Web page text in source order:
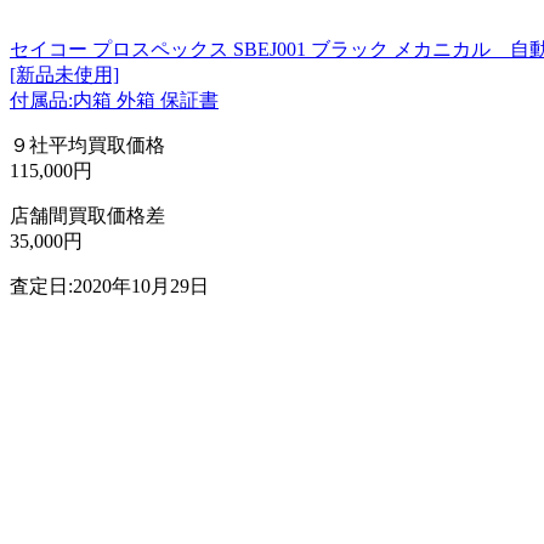
セイコー プロスペックス SBEJ001 ブラック メカニカル 自
[新品未使用]
付属品:内箱 外箱 保証書
９社平均買取価格
115,000円
店舗間買取価格差
35,000円
査定日:2020年10月29日